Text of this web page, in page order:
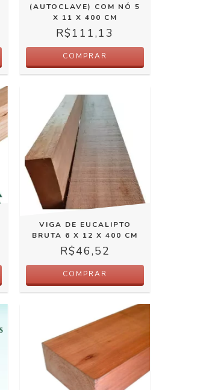
(AUTOCLAVE) COM NÓ 5
X 11 X 400 CM
R$111,13
COMPRAR
VIGA DE EUCALIPTO
BRUTA 6 X 12 X 400 CM
R$46,52
COMPRAR